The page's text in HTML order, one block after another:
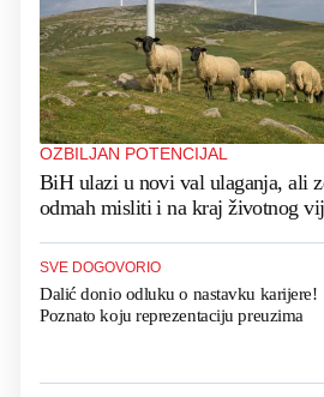
OZBILJAN POTENCIJAL
BiH ulazi u novi val ulaganja, ali
odmah misliti i na kraj životnog
SVE DOGOVORIO
Dalić donio odluku o nastavku karijere!
Poznato koju reprezentaciju preuzima